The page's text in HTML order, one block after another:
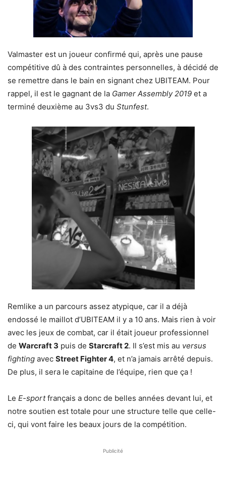
Valmaster est un joueur confirmé qui, après une pause
compétitive dû à des contraintes personnelles, à décidé de
se remettre dans le bain en signant chez UBITEAM. Pour
rappel, il est le gagnant de la Gamer Assembly 2019 et a
terminé deuxième au 3vs3 du Stunfest.
Remlike a un parcours assez atypique, car il a déjà
endossé le maillot d’UBITEAM il y a 10 ans. Mais rien à voir
avec les jeux de combat, car il était joueur professionnel
de Warcraft 3 puis de Starcraft 2. Il s’est mis au versus
fighting avec Street Fighter 4, et n’a jamais arrêté depuis.
De plus, il sera le capitaine de l’équipe, rien que ça !
Le E-sportfrançais a donc de belles années devant lui, et
notre soutien est totale pour une structure telle que celle-
ci, qui vont faire les beaux jours de la compétition.
Publicité